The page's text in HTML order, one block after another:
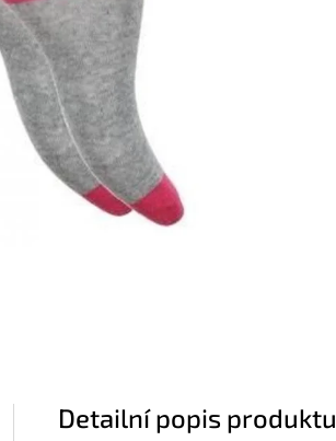
Detailní popis produktu